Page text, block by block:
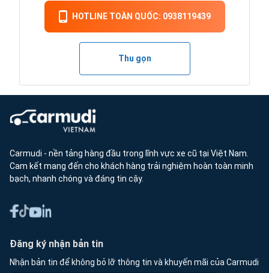
HOTLINE TOÀN QUỐC: 0938119439
Thu gọn
Carmudi - nền tảng hàng đầu trong lĩnh vực xe cũ tại Việt Nam.
Cam kết mang đến cho khách hàng trải nghiệm hoàn toàn minh
bạch, nhanh chóng và đáng tin cậy.
Đăng ký nhận bản tin
Nhận bản tin để không bỏ lỡ thông tin và khuyến mãi của Carmudi